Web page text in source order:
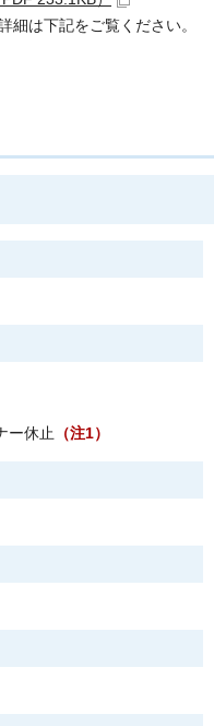
は下記をご覧ください。
ー休止 （注1）